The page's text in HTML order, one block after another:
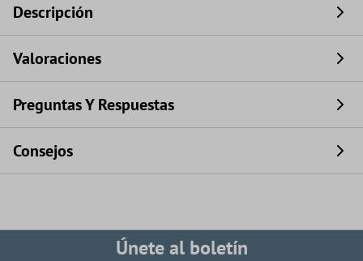
Descripción
Valoraciones
Preguntas Y Respuestas
Consejos
Únete al boletín